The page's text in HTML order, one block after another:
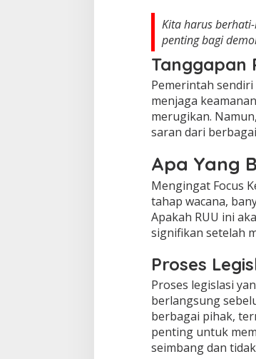
Kita harus
penting bagi
Tanggapan
Pemerintah
menjaga
merugikan.
saran dari
Apa Yang
Mengingat Focus
tahap wacana,
Apakah RUU ini
signifikan setelah
Proses
Proses legislasi
berlangsung
berbagai pihak,
penting untuk
seimbang dan